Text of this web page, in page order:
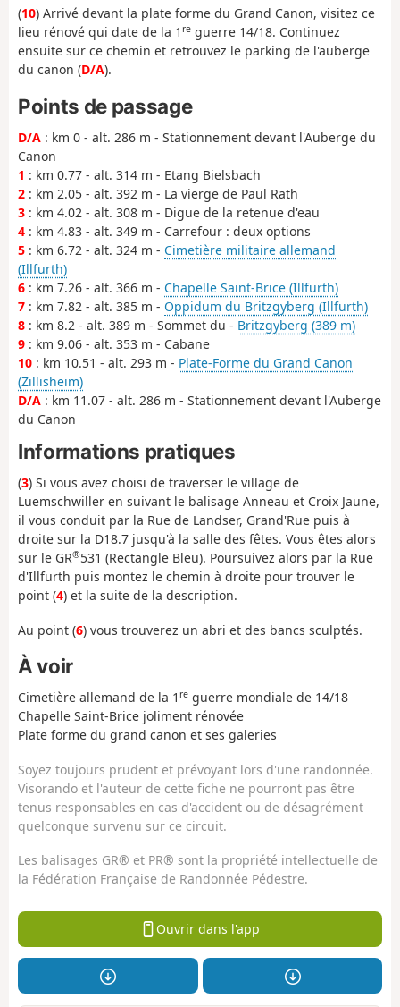
(10) Arrivé devant la plate forme du Grand Canon, visitez ce
lieu rénové qui date de la 1 re guerre 14/18. Continuez
ensuite sur ce chemin et retrouvez le parking de l'auberge
du canon (D/A).
Points de passage
D/A : km 0 - alt. 286 m - Stationnement devant l'Auberge du
Canon
1 : km 0.77 - alt. 314 m - Etang Bielsbach
2 : km 2.05 - alt. 392 m - La vierge de Paul Rath
3 : km 4.02 - alt. 308 m - Digue de la retenue d'eau
4 : km 4.83 - alt. 349 m - Carrefour : deux options
5 : km 6.72 - alt. 324 m - Cimetière militaire allemand
(Illfurth)
6 : km 7.26 - alt. 366 m - Chapelle Saint-Brice (Illfurth)
7 : km 7.82 - alt. 385 m - Oppidum du Britzgyberg (Illfurth)
8 : km 8.2 - alt. 389 m - Sommet du - Britzgyberg (389 m)
9 : km 9.06 - alt. 353 m - Cabane
10 : km 10.51 - alt. 293 m - Plate-Forme du Grand Canon
(Zillisheim)
D/A : km 11.07 - alt. 286 m - Stationnement devant l'Auberge
du Canon
Informations pratiques
(3) Si vous avez choisi de traverser le village de
Luemschwiller en suivant le balisage Anneau et Croix Jaune,
il vous conduit par la Rue de Landser, Grand'Rue puis à
droite sur la D18.7 jusqu'à la salle des fêtes. Vous êtes alors
sur le GR®531 (Rectangle Bleu). Poursuivez alors par la Rue
d'Illfurth puis montez le chemin à droite pour trouver le
point (4) et la suite de la description.
Au point (6) vous trouverez un abri et des bancs sculptés.
À voir
Cimetière allemand de la 1 re guerre mondiale de 14/18
Chapelle Saint-Brice joliment rénovée
Plate forme du grand canon et ses galeries
Soyez toujours prudent et prévoyant lors d'une randonnée.
Visorando et l'auteur de cette fiche ne pourront pas être
tenus responsables en cas d'accident ou de désagrément
quelconque survenu sur ce circuit.
Les balisages GR® et PR® sont la propriété intellectuelle de
la Fédération Française de Randonnée Pédestre.
Ouvrir dans l'app